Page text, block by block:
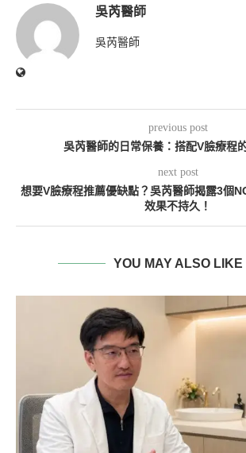
吳芮醫師
吳芮醫師
previous post
吳芮醫師的日常保養：搭配V臉療程
next post
想要V臉療程推薦優缺點？吳芮醫師揭露3個
效果不持久！
YOU MAY ALSO LIKE